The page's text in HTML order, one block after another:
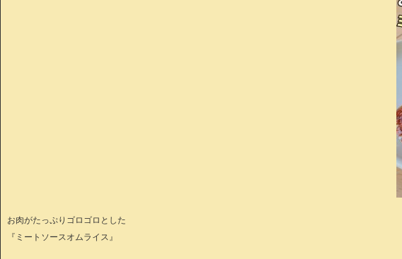
お肉がたっぷりゴロゴロとした
『ミートソースオムライス』